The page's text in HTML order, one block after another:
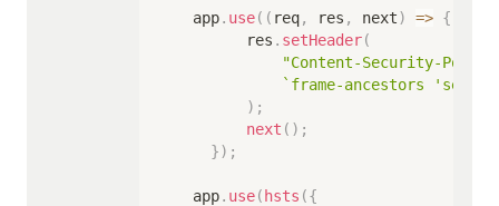
	app
. use( ( req, res , next) => {
        res
. setHeader(
"Content-Security-
` frame-ancestors 'self'
) ;
next ( ) ;
}) ;
	app
. use(hsts ({